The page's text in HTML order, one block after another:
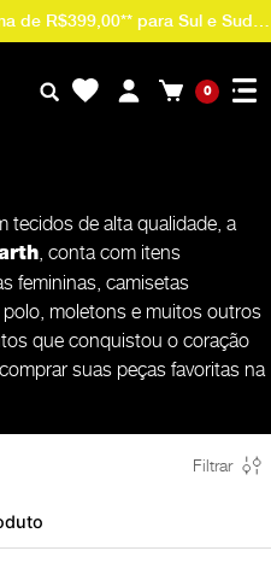
R$399,00** para Sul e Sudeste.
0
tecidos de alta qualidade, a
, conta com itens
femininas, camisetas
moletons e muitos outros
que conquistou o coração
suas peças favoritas na
Filtrar